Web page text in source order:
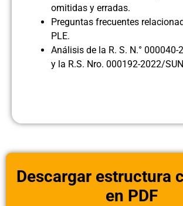
omitidas y erradas.
Preguntas frecuentes
PLE.
Análisis de la R. S. N.° 000040-
y la R.S. Nro. 000192-2022/
Descargar estructura
en PDF